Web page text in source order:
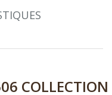
COLLECTION